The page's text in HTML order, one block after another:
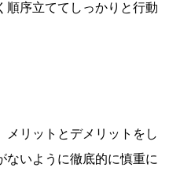
順序立ててしっかりと行動
メリットとデメリットをし
ないように徹底的に慎重に